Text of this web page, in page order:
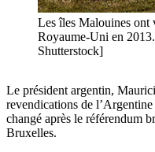
Les îles Malouines ont
Royaume-Uni en
Shutterstock]
Le président argentin,
revendications de
changé après le référendum
Bruxelles.